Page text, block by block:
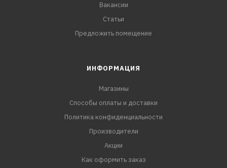
Вакансии
Статьи
Предложить помещение
ИНФОРМАЦИЯ
Магазины
Способы оплаты и доставки
Политика конфиденциальности
Производители
Акции
Как оформить заказ